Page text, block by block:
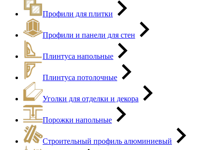
Профили для плитки
Профили и панели для стен
Плинтуса напольные
Плинтуса потолочные
Уголки для отделки и декора
Порожки напольные
Строительный профиль алюминиевый